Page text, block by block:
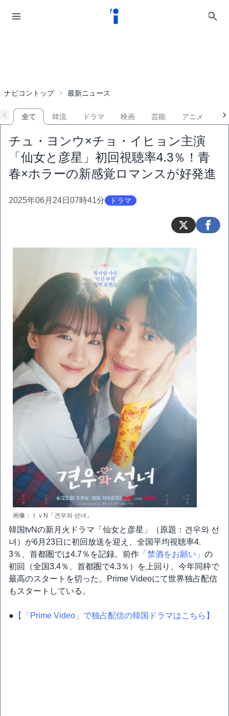
ナビコントップ 最新ニュース
全て 韓流 ドラマ 映画 芸能 アニメ
チュ・ヨンウ×チョ・イヒョン主演
「仙女と彦星」初回視聴率4.3％！青
春×ホラーの新感覚ロマンスが好発進
2025年06月24日07時41分 ドラマ
画像：ｔｖN「견우와 선녀」
韓国tvNの新月火ドラマ「仙女と彦星」（原題：견우와 선
녀）が6月23日に初回放送を迎え、全国平均視聴率4.
3％、首都圏では4.7％を記録。前作 「禁酒をお願い」 の
初回（全国3.4％、首都圏で4.3％）を上回り、今年同枠で
最高のスタートを切った。Prime Videoにて世界独占配信
もスタートしている。
● 【「Prime Video」で独占配信の韓国ドラマはこちら】